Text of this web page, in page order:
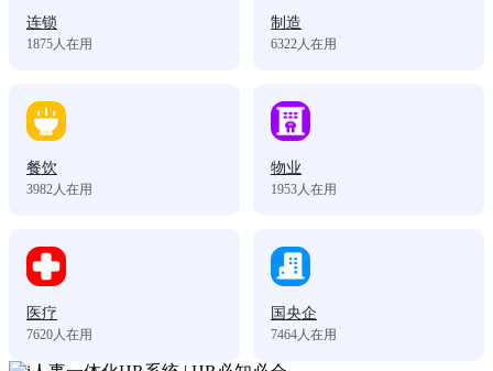
连锁
1875 人在用
制造
6322 人在用
餐饮
3982 人在用
物业
1953 人在用
医疗
7620 人在用
国央企
7464 人在用